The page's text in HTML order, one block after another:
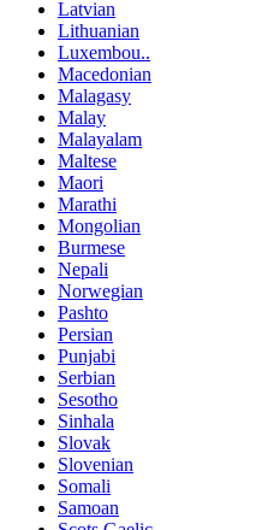
Latvian
Lithuanian
Luxembou..
Macedonian
Malagasy
Malay
Malayalam
Maltese
Maori
Marathi
Mongolian
Burmese
Nepali
Norwegian
Pashto
Persian
Punjabi
Serbian
Sesotho
Sinhala
Slovak
Slovenian
Somali
Samoan